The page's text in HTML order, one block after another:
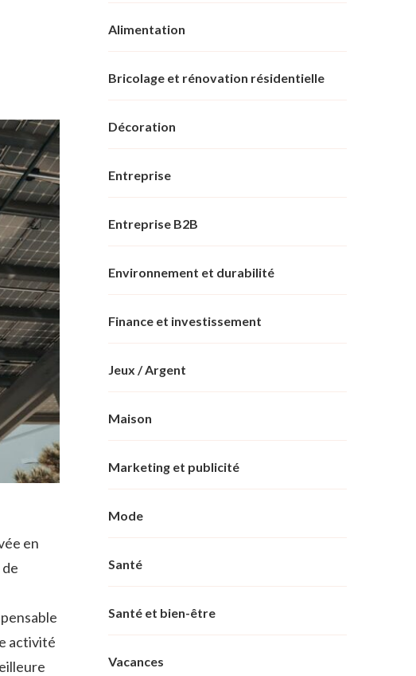
en
activité
Alimentation
Bricolage et rénovation résidentielle
Décoration
Entreprise
Entreprise B2B
Environnement et durabilité
Finance et investissement
Jeux / Argent
Maison
Marketing et publicité
Mode
Santé
Santé et bien-être
Vacances